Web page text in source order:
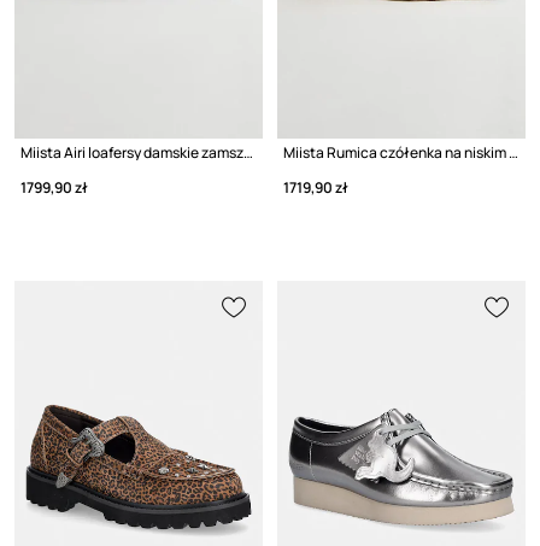
Miista Airi loafersy damskie zamszowe
1799,90 zł
Miista Rumica czółenka na niskim obcasie damskie skórzane
1719,90 zł